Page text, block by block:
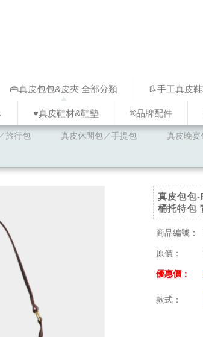
👜真皮包包&皮夾 全部分類 👢手工真皮
♥︎真皮鞋材&鞋墊 ®品牌配件
旅行包 真皮休閒包／手提包 真皮晚宴
真皮包包
桶托特包
商品編號：
原價：
優惠價：
款式：